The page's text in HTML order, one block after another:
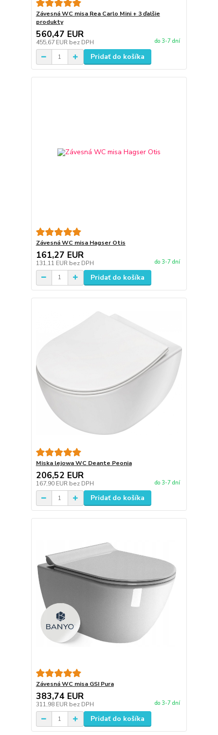
Závesná WC misa Rea Carlo Mini + 3 ďalšie
produkty
560,47 EUR
455,67 EUR bez DPH do 3-7 dní
Pridať do košíka
Závesná WC misa Hagser Otis
161,27 EUR
131,11 EUR bez DPH do 3-7 dní
Pridať do košíka
Miska lejowa WC Deante Peonia
206,52 EUR
167,90 EUR bez DPH do 3-7 dní
Pridať do košíka
Závesná WC misa GSI Pura
383,74 EUR
311,98 EUR bez DPH do 3-7 dní
Pridať do košíka